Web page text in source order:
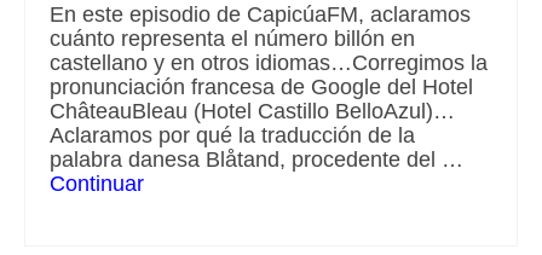
En este episodio de CapicúaFM, aclaramos
cuánto representa el número billón en
castellano y en otros idiomas…Corregimos la
pronunciación francesa de Google del Hotel
ChâteauBleau (Hotel Castillo BelloAzul)…
Aclaramos por qué la traducción de la
palabra danesa Blåtand, procedente del …
Continuar